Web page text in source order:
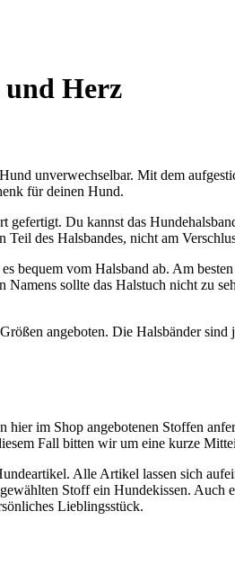
Herz
unverwechselbar. Mit dem
für deinen Hund.
Du kannst das
des Halsbandes, nicht am
bequem vom Halsband ab. Am
Namens sollte das Halstuch nicht zu
angeboten. Die Halsbänder sind
hier im Shop angebotenen Stoffen
Fall bitten wir um eine kurze
Alle Artikel lassen sich
Stoff ein Hundekissen.
Lieblingsstück.